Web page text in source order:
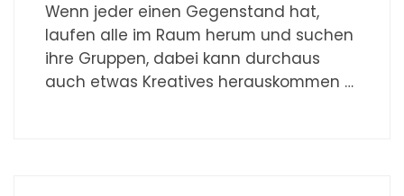
Wenn jeder einen Gegenstand hat,
laufen alle im Raum herum und suchen
ihre Gruppen, dabei kann durchaus
auch etwas Kreatives herauskommen …